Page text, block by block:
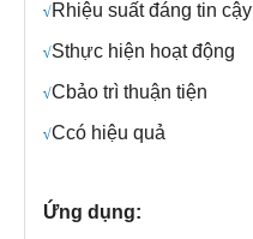
√Rhiệu suất đáng tin cậy
√Sthực hiện hoạt động
√Cbảo trì thuận tiện
√Ccó hiệu quả
Ứng dụng: